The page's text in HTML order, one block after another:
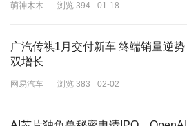
萌神木木 浏览 394 01-18
广汽传祺1月交付新车 终端销量逆势
双增长
网易汽车 浏览 383 02-02